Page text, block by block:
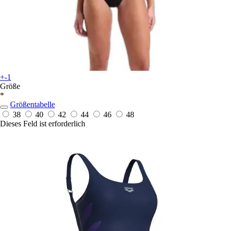
+-1
Größe
*
Größentabelle
38
40 42 44 46
48
Dieses Feld ist erforderlich